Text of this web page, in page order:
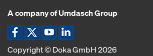
A company of Umdasch Group
Icon Facebook
Icon XIcon YouTube
Icon LinkeIn
Copyright © Doka GmbH 2026